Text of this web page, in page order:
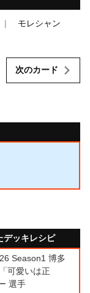
モレシャン
次のカード
デッキレシピ
Season1 博多
可愛いは正
選手